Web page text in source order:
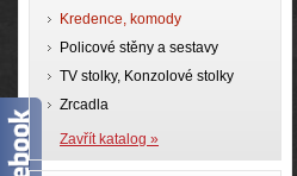
Kredence, komody
Policové stěny a sestavy
TV stolky, Konzolové stolky
Zrcadla
Zavřít katalog »